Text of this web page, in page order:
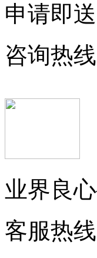
申请即送
咨询热线
业界良
客服热